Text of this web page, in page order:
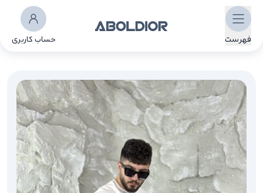
فهرست حساب کاربری